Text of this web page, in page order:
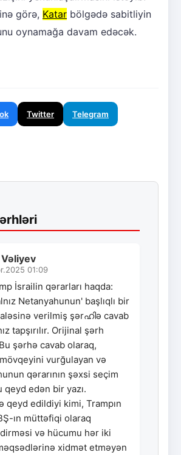
görə, Katar bölgədə sabitliyin
oynamağa davam edəcək.
Twitter Telegram
01:09
İsrailin qərarları haqda:
Netanyahunun' başlıqlı bir
verilmiş şərഹിə cavab
tapşırılır. Orijinal şərh
şərhə cavab olaraq,
vurğulayan və
qərarının şəxsi seçim
qeyd edən bir yazı.
qeyd edildiyi kimi, Trampın
ın müttəfiqi olaraq
və hücumu hər iki
xidmət etməyən